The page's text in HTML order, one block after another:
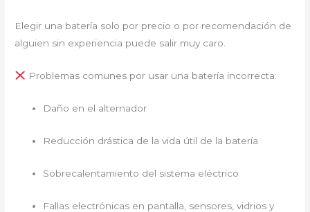
Elegir una batería solo por precio o por recomendación de
alguien sin experiencia puede salir muy caro.
Problemas comunes por usar una batería incorrecta:
Daño en el alternador
Reducción drástica de la vida útil de la batería
Sobrecalentamiento del sistema eléctrico
Fallas electrónicas en pantalla, sensores, vidrios y